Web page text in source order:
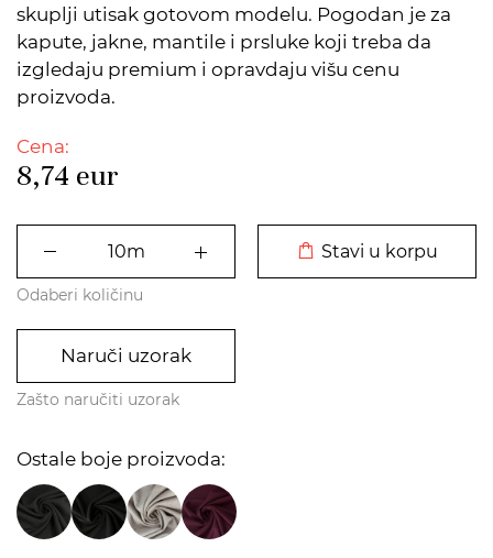
skuplji utisak gotovom modelu. Pogodan je za
kapute, jakne, mantile i prsluke koji treba da
izgledaju premium i opravdaju višu cenu
proizvoda.
Cena:
8,74 eur
Stavi u korpu
Odaberi količinu
Naruči uzorak
Zašto naručiti uzorak
Ostale boje proizvoda: